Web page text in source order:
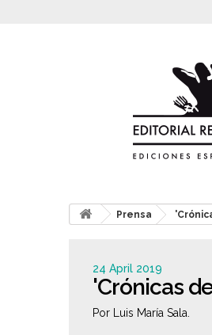
Prensa
24 April 2019
'Crónicas
Por Luis María Sala.